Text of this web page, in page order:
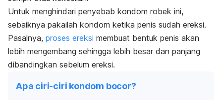
Untuk menghindari penyebab kondom robek ini,
sebaiknya pakailah kondom ketika penis sudah ereksi.
Pasalnya, proses ereksi membuat bentuk penis akan
lebih mengembang sehingga lebih besar dan panjang
dibandingkan sebelum ereksi.
Apa ciri-ciri kondom bocor?